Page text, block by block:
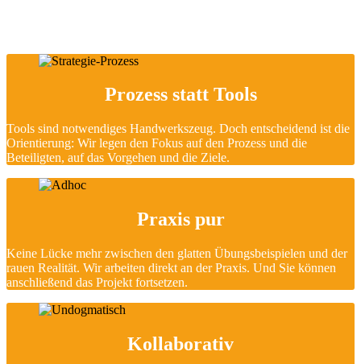
Prozess statt Tools
Tools sind notwendiges Handwerks­zeug. Doch entscheidend ist die
Orientierung: Wir legen den Fokus auf den Prozess und die
Beteiligten, auf das Vorgehen und die Ziele.
Praxis pur
Keine Lücke mehr zwischen den glatten Übungsbeispielen und der
rauen Realität. Wir arbeiten direkt an der Praxis. Und Sie können
anschließend das Projekt fortsetzen.
Kollaborativ